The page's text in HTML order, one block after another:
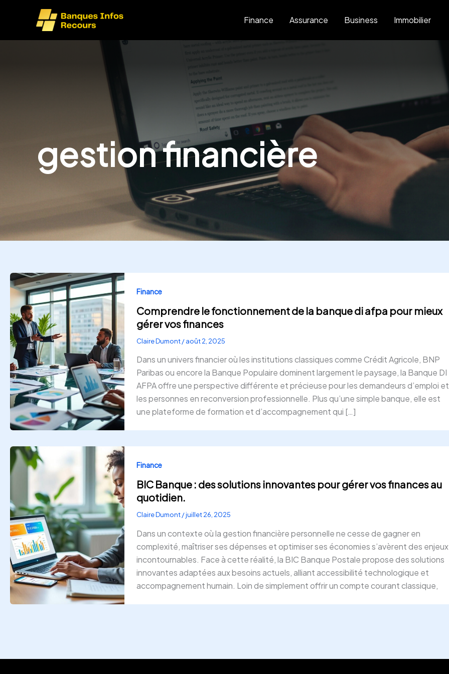
Finance Assurance Business Immobilier
gestion financière
Finance
Comprendre le fonctionnement de la banque di afpa pour mieux
gérer vos finances
Claire Dumont/août 2, 2025
Dans un univers financier où les institutions classiques comme Crédit Agricole, BNP
Paribas ou encore la Banque Populaire dominent largement le paysage, la Banque DI
AFPA offre une perspective différente et précieuse pour les demandeurs d’emploi et
les personnes en reconversion professionnelle. Plus qu’une simple banque, elle est
une plateforme de formation et d’accompagnement qui […]
Finance
BIC Banque : des solutions innovantes pour gérer vos finances au
quotidien.
Claire Dumont/juillet 26, 2025
Dans un contexte où la gestion financière personnelle ne cesse de gagner en
complexité, maîtriser ses dépenses et optimiser ses économies s’avèrent des enjeux
incontournables. Face à cette réalité, la BIC Banque Postale propose des solutions
innovantes adaptées aux besoins actuels, alliant accessibilité technologique et
accompagnement humain. Loin de simplement offrir un compte courant classique,